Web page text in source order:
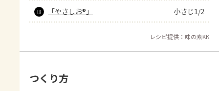
B 「やさしお®」 小さじ1/2
レシピ提供：味の素KK
つくり方